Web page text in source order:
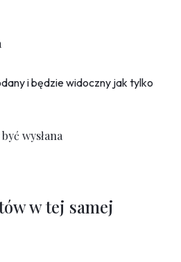
i będzie widoczny jak tylko
wysłana
w tej samej